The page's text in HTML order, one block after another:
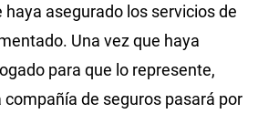
asegurado los servicios de
Una vez que haya
para que lo represente,
de seguros pasará por